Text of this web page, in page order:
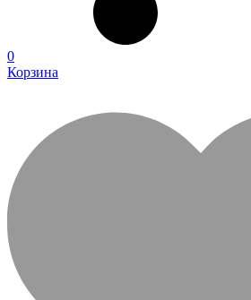
0
Корзина